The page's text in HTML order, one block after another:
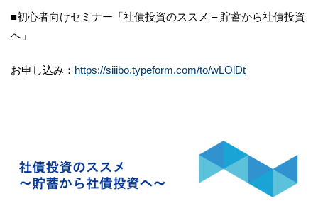
■初心者向けセミナー「社債投資のススメ – 貯蓄から社債投資
へ」
お申し込み： https://siiibo.typeform.com/to/wLOlDt